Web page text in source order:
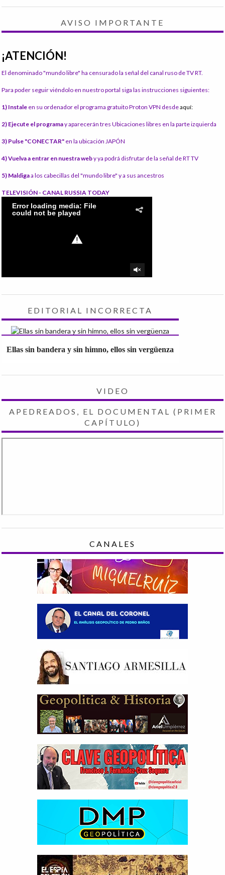
AVISO IMPORTANTE
¡ATENCIÓN!
El denominado "mundo libre" ha censurado la señal del canal ruso de TV RT.
Para poder seguir viéndolo en nuestro portal siga las instrucciones siguientes:
1) Instale en su ordenador el programa gratuito Proton VPN desdeaquí:
2) Ejecute el programay aparecerán tres Ubicaciones libres en la parte izquierda
3) Pulse "CONECTAR" en la ubicación JAPÓN
4) Vuelva a entrar en nuestra weby ya podrá disfrutar de la señal de RT TV
5) Maldigaa los cabecillas del "mundo libre" y a sus ancestros
TELEVISIÓN - CANAL RUSSIA TODAY
EDITORIAL INCORRECTA
Ellas sin bandera y sin himno, ellos sin vergüenza
VIDEO
APEDREADOS, EL DOCUMENTAL (PRIMER
CAPÍTULO)
CANALES